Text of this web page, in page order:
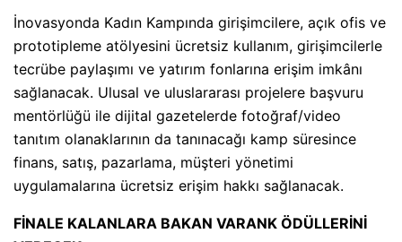
İnovasyonda Kadın Kampında girişimcilere, açık ofis ve
prototipleme atölyesini ücretsiz kullanım, girişimcilerle
tecrübe paylaşımı ve yatırım fonlarına erişim imkânı
sağlanacak. Ulusal ve uluslararası projelere başvuru
mentörlüğü ile dijital gazetelerde fotoğraf/video
tanıtım olanaklarının da tanınacağı kamp süresince
finans, satış, pazarlama, müşteri yönetimi
uygulamalarına ücretsiz erişim hakkı sağlanacak.
FİNALE KALANLARA BAKAN VARANK ÖDÜLLERİNİ